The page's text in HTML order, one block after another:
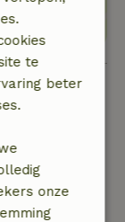
te
beter
onze